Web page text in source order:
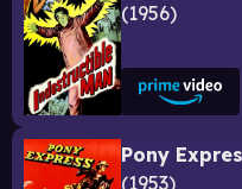
1956
Pony
1953